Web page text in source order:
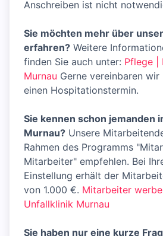
Anschreiben ist nicht
Sie möchten mehr über
erfahren? Weitere
finden Sie auch unter: Pflege |
Murnau Gerne vereinbaren
einen Hospitationstermin.
Sie kennen schon jemanden
Murnau? Unsere
Rahmen des Programms
Mitarbeiter" empfehlen. Bei
Einstellung erhält der
von 1.000 €. Mitarbeiter
Unfallklinik Murnau
Sie haben nur eine kurze